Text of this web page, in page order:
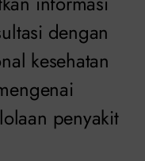
dengan
kesehatan
penyakit